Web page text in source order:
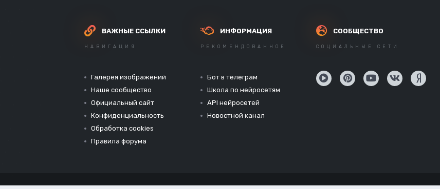
ВАЖНЫЕ ССЫЛКИ
НАВИГАЦИЯ
Галерея изображений
Наше сообщество
Официальный сайт
Конфиденциальность
Обработка cookies
Правила форума
ИНФОРМАЦИЯ
РЕКОМЕНДОВАННОЕ
Бот в телеграм
Школа по нейросетям
API нейросетей
Новостной канал
СООБЩЕСТВО
СОЦИАЛЬНЫЕ СЕТИ